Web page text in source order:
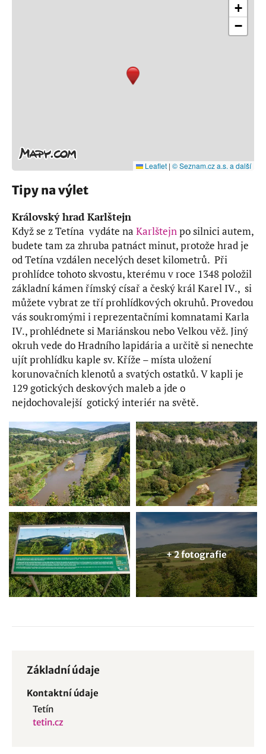
+
−
Leaflet | © Seznam.cz a.s. a další
Tipy na výlet
Královský hrad Karlštejn
Když se z Tetína vydáte na Karlštejnpo silnici autem,
budete tam za zhruba patnáct minut, protože hrad je
od Tetína vzdálen necelých deset kilometrů. Při
prohlídce tohoto skvostu, kterému v roce 1348 položil
základní kámen římský císař a český král Karel IV., si
můžete vybrat ze tří prohlídkových okruhů. Provedou
vás soukromými i reprezentačními komnatami Karla
IV., prohlédnete si Mariánskou nebo Velkou věž. Jiný
okruh vede do Hradního lapidária a určitě si nenechte
ujít prohlídku kaple sv. Kříže – místa uložení
korunovačních klenotů a svatých ostatků. V kapli je
129 gotických deskových maleb a jde o
nejdochovalejší gotický interiér na světě.
+ 2 fotografie
Základní údaje
Kontaktní údaje
Tetín
tetin.cz